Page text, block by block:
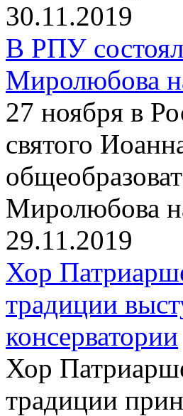
30.11.2019
В РПУ
Миролюбова
27 ноября в
святого
Миролюбова
29.11.2019
Хор
традиции
консерватории
Хор
традиции